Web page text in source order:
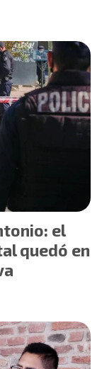
el
quedó en